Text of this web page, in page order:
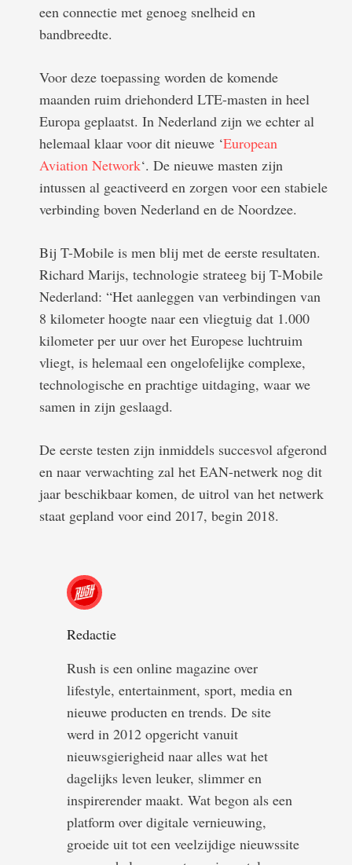
een connectie met genoeg snelheid en
bandbreedte.
Voor deze toepassing worden de komende
maanden ruim driehonderd LTE-masten in heel
Europa geplaatst. In Nederland zijn we echter al
helemaal klaar voor dit nieuwe ‘European
Aviation Network‘. De nieuwe masten zijn
intussen al geactiveerd en zorgen voor een stabiele
verbinding boven Nederland en de Noordzee.
Bij T-Mobile is men blij met de eerste resultaten.
Richard Marijs, technologie strateeg bij T-Mobile
Nederland: “Het aanleggen van verbindingen van
8 kilometer hoogte naar een vliegtuig dat 1.000
kilometer per uur over het Europese luchtruim
vliegt, is helemaal een ongelofelijke complexe,
technologische en prachtige uitdaging, waar we
samen in zijn geslaagd.
De eerste testen zijn inmiddels succesvol afgerond
en naar verwachting zal het EAN-netwerk nog dit
jaar beschikbaar komen, de uitrol van het netwerk
staat gepland voor eind 2017, begin 2018.
Redactie
Rush is een online magazine over
lifestyle, entertainment, sport, media en
nieuwe producten en trends. De site
werd in 2012 opgericht vanuit
nieuwsgierigheid naar alles wat het
dagelijks leven leuker, slimmer en
inspirerender maakt. Wat begon als een
platform over digitale vernieuwing,
groeide uit tot een veelzijdige nieuwssite